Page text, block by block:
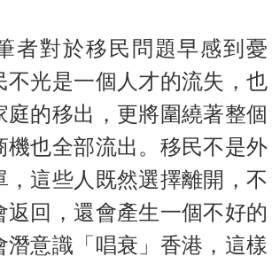
對於移民問題早感到憂
不光是一個人才的流失，也
庭的移出，更將圍繞著整個
機也全部流出。移民不是外
，這些人既然選擇離開，不
返回，還會產生一個不好的
潛意識「唱衰」香港，這樣